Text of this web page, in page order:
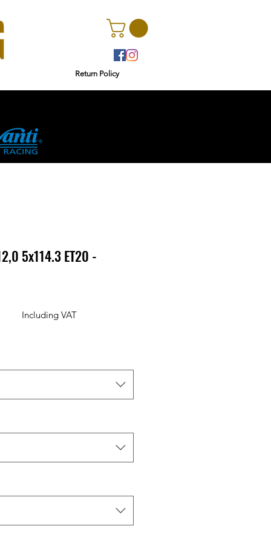
Return Policy
5x114.3 ET20 -
Including VAT